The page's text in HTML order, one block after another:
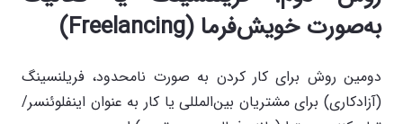
به‌صورت خویش‌فرما (Freelancing)
دومین روش برای کار کردن به صورت نامحدود، فریلنسینگ
(آزادکاری) برای مشتریان بین‌المللی یا کار به عنوان اینفلوئنسر/